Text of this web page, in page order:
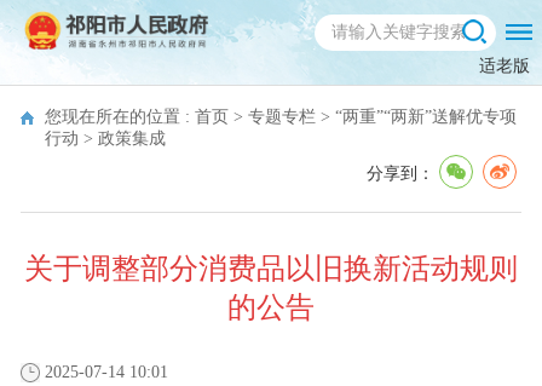
适老版
您现在所在的位置 : 首页 > 专题专栏 > “两重”“两新”送解优专项
行动 > 政策集成
分享到：
关于调整部分消费品以旧换新活动规则
的公告
2025-07-14 10:01